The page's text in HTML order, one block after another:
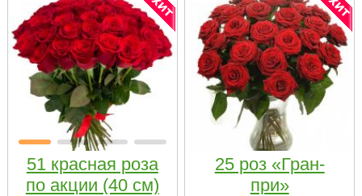
51 красная роза
по акции (40 см)
25 роз «Гран-
при»